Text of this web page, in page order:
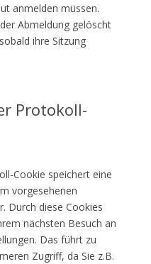
anmelden müssen.
Abmeldung gelöscht
ihre Sitzung
Protokoll-
Cookie speichert eine
vorgesehenen
Durch diese Cookies
nächsten Besuch an
Das führt zu
Zugriff, da Sie z.B.